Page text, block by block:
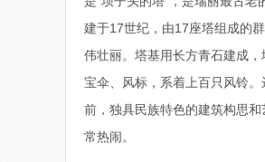
建于17世纪，由17座塔组成的
伟壮丽。塔基用长方青石建成
宝伞、风标，系着上百只风铃
前，独具民族特色的建筑构思
常热闹。